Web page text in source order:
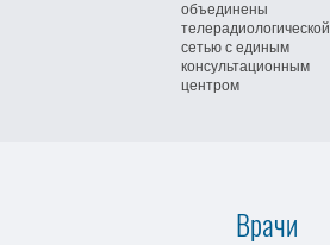
объединены
телерадиологической
сетью с единым
консультационным
центром
Врачи